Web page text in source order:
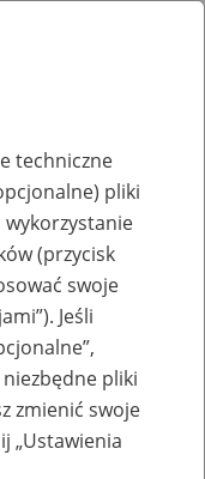
pracy
techniczne
pliki
wykorzystanie
(przycisk
swoje
Jeśli
pliki
zmienić swoje
„Ustawienia